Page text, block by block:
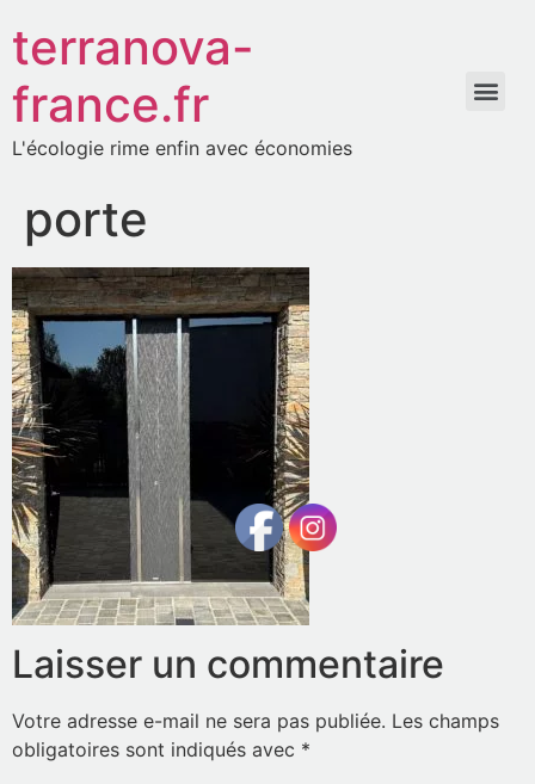
terranova-
france.fr
L'écologie rime enfin avec économies
porte
Laisser un commentaire
Votre adresse e-mail ne sera pas publiée. Les champs
obligatoires sont indiqués avec *